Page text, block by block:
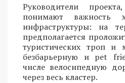
Руководители
понимают важность
инфраструктуры: на
предполагается
туристических троп и
безбарьерную и pet
числе велосипедную
через весь кластер.